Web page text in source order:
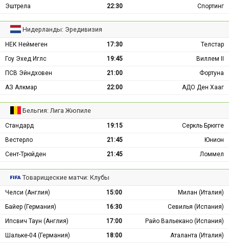
Эштрела 22:30 Спортинг
Нидерланды: Эредивизия
НЕК Неймеген 17:30
Телстар
Гоу Эхед Иглс
19:45
Виллем II
ПСВ Эйндховен
21:00
Фортуна
АЗ Алкмар
22:00 АДО Ден Хааг
Бельгия: Лига Жюпиле
Стандард 19:15
Серкль Брюгге
Вестерло
21:45
Юнион
Сент-Трюйден
21:45 Ломмел
Товарищеские матчи: Клубы
Челси (Англия) 15:00
Милан (Италия)
Байер (Германия)
16:30
Севилья (Испания)
Ипсвич Таун (Англия)
17:00
Райо Вальекано (Испания)
Шальке-04 (Германия)
18:00
Аталанта (Италия)